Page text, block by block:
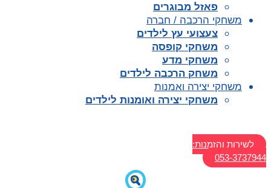
פאזל מבוגרים
משחקי הרכבה / חברה
צעצועי עץ לילדים
משחקי קופסה
משחקי מדע
משחק הרכבה לילדים
משחקי יצירה ואמנות
משחקי יצירה ואומנות לילדים
לשירות והזמנות:
053-3737944